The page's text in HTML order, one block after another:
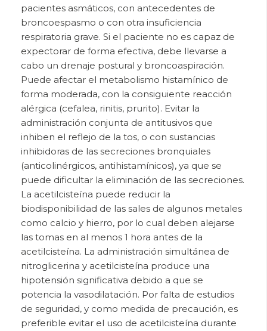
pacientes asmáticos, con antecedentes de
broncoespasmo o con otra insuficiencia
respiratoria grave. Si el paciente no es capaz de
expectorar de forma efectiva, debe llevarse a
cabo un drenaje postural y broncoaspiración.
Puede afectar el metabolismo histamínico de
forma moderada, con la consiguiente reacción
alérgica (cefalea, rinitis, prurito). Evitar la
administración conjunta de antitusivos que
inhiben el reflejo de la tos, o con sustancias
inhibidoras de las secreciones bronquiales
(anticolinérgicos, antihistamínicos), ya que se
puede dificultar la eliminación de las secreciones.
La acetilcisteína puede reducir la
biodisponibilidad de las sales de algunos metales
como calcio y hierro, por lo cual deben alejarse
las tomas en al menos 1 hora antes de la
acetilcisteína. La administración simultánea de
nitroglicerina y acetilcisteína produce una
hipotensión significativa debido a que se
potencia la vasodilatación. Por falta de estudios
de seguridad, y como medida de precaución, es
preferible evitar el uso de acetilcisteína durante